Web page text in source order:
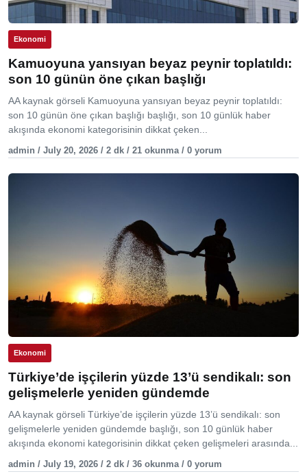
Ekonomi
Kamuoyuna yansıyan beyaz peynir toplatıldı:
son 10 günün öne çıkan başlığı
AA kaynak görseli Kamuoyuna yansıyan beyaz peynir toplatıldı:
son 10 günün öne çıkan başlığı başlığı, son 10 günlük haber
akışında ekonomi kategorisinin dikkat çeken...
admin / July 20, 2026 / 2 dk / 21 okunma / 0 yorum
Ekonomi
Türkiye’de işçilerin yüzde 13’ü sendikalı: son
gelişmelerle yeniden gündemde
AA kaynak görseli Türkiye’de işçilerin yüzde 13’ü sendikalı: son
gelişmelerle yeniden gündemde başlığı, son 10 günlük haber
akışında ekonomi kategorisinin dikkat çeken gelişmeleri arasında...
admin / July 19, 2026 / 2 dk / 36 okunma / 0 yorum